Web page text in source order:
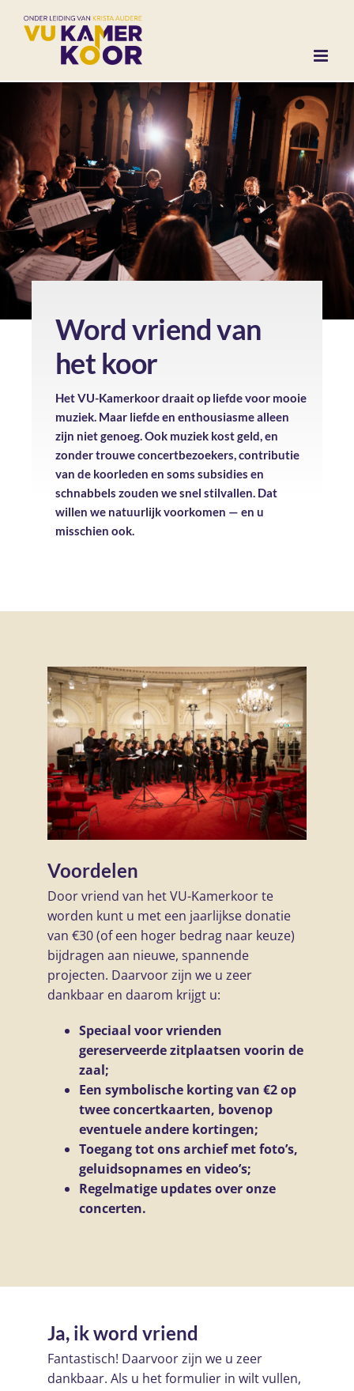
naar
Word vriend van
het koor
Het VU-Kamerkoor draait op liefde voor mooie
muziek. Maar liefde en enthousiasme alleen
zijn niet genoeg. Ook muziek kost geld, en
zonder trouwe concertbezoekers, contributie
van de koorleden en soms subsidies en
schnabbels zouden we snel stilvallen. Dat
willen we natuurlijk voorkomen — en u
misschien ook.
Voordelen
Door vriend van het VU-Kamerkoor te
worden kunt u met een jaarlijkse donatie
van €30 (of een hoger bedrag naar keuze)
bijdragen aan nieuwe, spannende
projecten. Daarvoor zijn we u zeer
dankbaar en daarom krijgt u:
Speciaal voor vrienden
gereserveerde zitplaatsen voorin de
zaal;
Een symbolische korting van €2 op
twee concertkaarten, bovenop
eventuele andere kortingen;
Toegang tot ons archief met foto’s,
geluidsopnames en video’s;
Regelmatige updates over onze
concerten.
Ja, ik word vriend
Fantastisch! Daarvoor zijn we u zeer
dankbaar. Als u het formulier in wilt vullen,